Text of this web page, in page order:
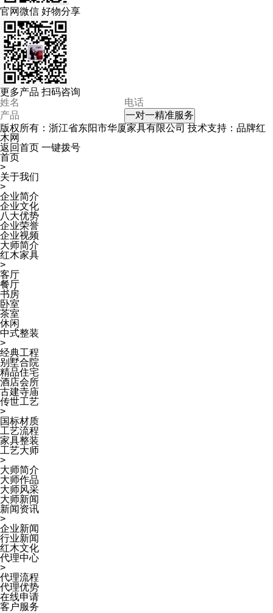
官网微信 好物分享
更多产品 扫码咨询
一对一精准服务
版权所有：浙江省东阳市华厦家具有限公司 技术支持：品牌红
木网
返回首页 一键拨号
首页
>
关于我们
>
企业简介
企业文化
八大优势
企业荣誉
企业视频
大师简介
红木家具
>
客厅
餐厅
书房
卧室
茶室
休闲
中式整装
>
经典工程
别墅合院
精品住宅
酒店会所
古建寺庙
传世工艺
>
国标材质
工艺流程
家具整装
工艺大师
>
大师简介
大师作品
大师风采
大师新闻
新闻资讯
>
企业新闻
行业新闻
红木文化
代理中心
>
代理流程
代理优势
在线申请
客户服务